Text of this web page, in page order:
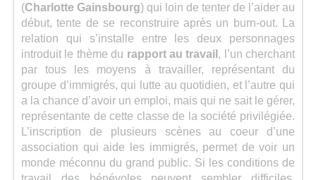
(Charlotte Gainsbourg) qui loin de tenter de l’aider au
début, tente de se reconstruire après un burn-out. La
relation qui s’installe entre les deux personnages
introduit le thème du rapport au travail , l’un cherchant
par tous les moyens à travailler, représentant du
groupe d’immigrés, qui lutte au quotidien, et l’autre qui
a la chance d’avoir un emploi, mais qui ne sait le gérer,
représentante de cette classe de la société privilégiée.
L’inscription de plusieurs scènes au coeur d’une
association qui aide les immigrés, permet de voir un
monde méconnu du grand public. Si les conditions de